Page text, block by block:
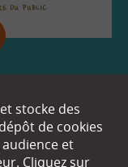
stocke des
de cookies
et
Cliquez sur